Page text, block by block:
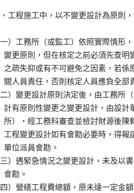
工程施工中，以不變更設計為原則
（一）工務所（或監工）依照實際情
變更原則，但在核定之前必須先
之疏失抑或有不可避免之因素，
關人員責任，否則核定人員應負全部
（二）變更設計原則決定後，由工務
計有原則性變更之變更設計，由
所），經工務科審查並檢討財源後
工程變更設計如有會勘必要時，
單位派員會勘。
（三）遇緊急情況之變更設計，未及
會勘。
（四）營繕工程費總額，原未達一定